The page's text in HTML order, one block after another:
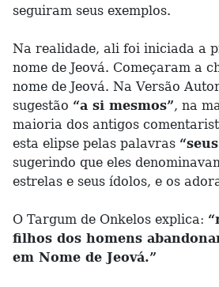
seguiram seus exemplos.
Na realidade, ali foi iniciada a
nome de Jeová. Começaram a
nome de Jeová. Na Versão
sugestão “a si mesmos”, na
maioria dos antigos
esta elipse pelas palavras
sugerindo que eles
estrelas e seus ídolos, e os
O Targum de Onkelos explica:
filhos dos homens
em Nome de Jeová.”